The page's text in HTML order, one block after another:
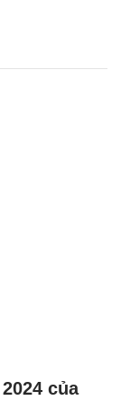
của